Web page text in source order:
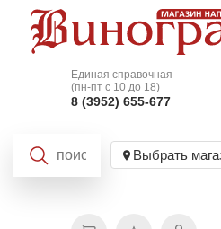
Единая справочная
(пн-пт с 10 до 18)
8 (3952) 655-677
Выбрать